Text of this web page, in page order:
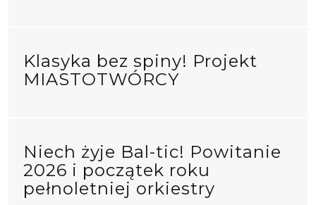
Klasyka bez spiny! Projekt
MIASTOTWÓRCY
Niech żyje Bal-tic! Powitanie
2026 i początek roku
pełnoletniej orkiestry